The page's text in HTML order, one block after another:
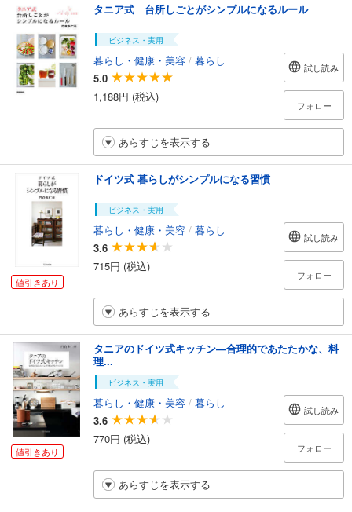
タニア式 台所しごとがシンプルになるルール
ビジネス・実用
暮らし・健康・美容 / 暮らし
5.0
1,188円 (税込)
試し読み
フォロー
あらすじを表示する
値引きあり
ドイツ式 暮らしがシンプルになる習慣
ビジネス・実用
暮らし・健康・美容 / 暮らし
3.6
715円 (税込)
試し読み
フォロー
あらすじを表示する
値引きあり
タニアのドイツ式キッチン―合理的であたたかな、料
理...
ビジネス・実用
暮らし・健康・美容 / 暮らし
3.6
770円 (税込)
試し読み
フォロー
あらすじを表示する